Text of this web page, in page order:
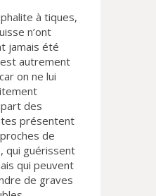
à tiques,
n’ont
jamais été
autrement
on ne lui
des
présentent
de
qui guérissent
qui peuvent
de graves